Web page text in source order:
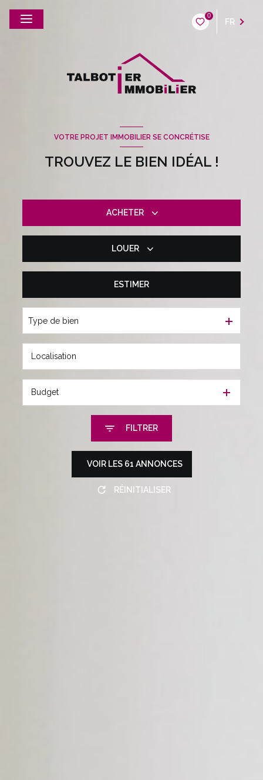
0
FR
VOTRE PROJET IMMOBILIER SE CONCRÉTISE
TROUVEZ LE BIEN IDÉAL !
ACHETER
De l'immo pro
LOUER
De l'immo pro
ESTIMER
Type de bien
Budget
FILTRER
VOIR LES 61 ANNONCES
RÉINITIALISER